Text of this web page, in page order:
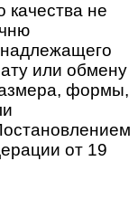
качества не
или обмену
формы,
от 19